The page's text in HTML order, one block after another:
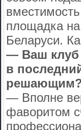
площадка
Беларуси.
— Ваш клуб
в
— Вполне
фаворитом